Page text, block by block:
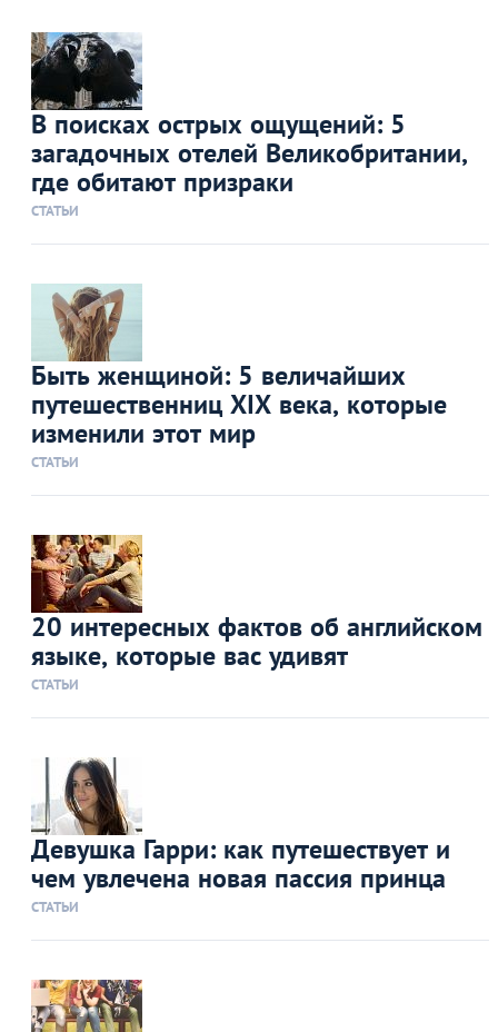
В поисках острых ощущений: 5
загадочных отелей Великобритании,
где обитают призраки
СТАТЬИ
Быть женщиной: 5 величайших
путешественниц XIX века, которые
изменили этот мир
СТАТЬИ
20 интересных фактов об английском
языке, которые вас удивят
СТАТЬИ
Девушка Гарри: как путешествует и
чем увлечена новая пассия принца
СТАТЬИ